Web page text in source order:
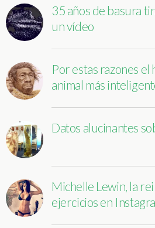
35 años de basura
un vídeo
Por estas razones el
animal más
Datos alucinantes
Michelle Lewin, la
ejercicios en